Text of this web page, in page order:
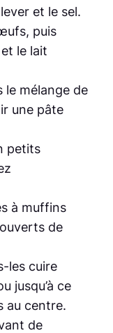
et le sel.
puis
le lait
le mélange de
une pâte
petits
à muffins
de
les cuire
jusqu’à ce
au centre.
de